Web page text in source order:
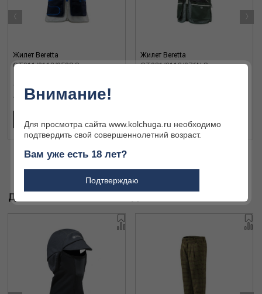
Жилет Beretta
GT011/2113/058S S
17 960 ₽
Жилет Beretta
GT031/2113/076N S
В КОРЗИНУ
‹ ›
ДРУГИЕ ТОВАРЫ БРЕНДА
Внимание!
Для просмотра сайта www.kolchuga.ru необходимо
подтвердить свой совершеннолетний возраст.
Вам уже есть 18 лет?
Подтверждаю